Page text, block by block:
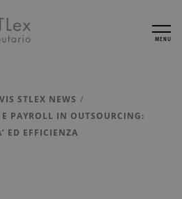
MENU
STLEX NEWS
PAYROLL IN OUTSOURCING:
ED EFFICIENZA